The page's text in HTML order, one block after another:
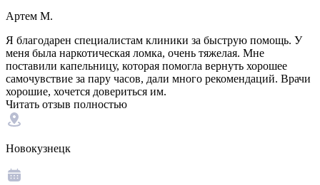
Артем М.
Я благодарен специалистам клиники за быструю помощь. У
меня была наркотическая ломка, очень тяжелая. Мне
поставили капельницу, которая помогла вернуть хорошее
самочувствие за пару часов, дали много рекомендаций. Врачи
хорошие, хочется довериться им.
Читать отзыв полностью
Новокузнецк